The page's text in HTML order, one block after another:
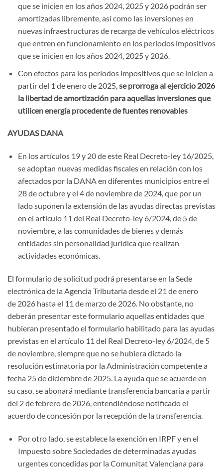
que se inicien en los años 2024, 2025 y 2026 podrán ser
amortizadas libremente, así como las inversiones en
nuevas infraestructuras de recarga de vehículos eléctricos
que entren en funcionamiento en los períodos impositivos
que se inicien en los años 2024, 2025 y 2026.
Con efectos para los períodos impositivos que se inicien a
partir del 1 de enero de 2025, se prorroga al ejercicio 2026
la libertad de amortización para aquellas inversiones que
utilicen energía procedente de fuentes renovables
AYUDAS DANA
En los artículos 19 y 20 de este Real Decreto-ley 16/2025,
se adoptan nuevas medidas fiscales en relación con los
afectados por la DANA en diferentes municipios entre el
28 de octubre y el 4 de noviembre de 2024, que por un
lado suponen la extensión de las ayudas directas previstas
en el artículo 11 del Real Decreto-ley 6/2024, de 5 de
noviembre, a las comunidades de bienes y demás
entidades sin personalidad jurídica que realizan
actividades económicas.
El formulario de solicitud podrá presentarse en la Sede
electrónica de la Agencia Tributaria desde el 21 de enero
de 2026 hasta el 11 de marzo de 2026. No obstante, no
deberán presentar este formulario aquellas entidades que
hubieran presentado el formulario habilitado para las ayudas
previstas en el artículo 11 del Real Decreto-ley 6/2024, de 5
de noviembre, siempre que no se hubiera dictado la
resolución estimatoria por la Administración competente a
fecha 25 de diciembre de 2025. La ayuda que se acuerde en
su caso, se abonará mediante transferencia bancaria a partir
del 2 de febrero de 2026, entendiéndose notificado el
acuerdo de concesión por la recepción de la transferencia.
Por otro lado, se establece la exención en IRPF y en el
Impuesto sobre Sociedades de determinadas ayudas
urgentes concedidas por la Comunitat Valenciana para